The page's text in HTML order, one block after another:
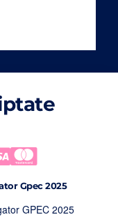
Gpec 2025